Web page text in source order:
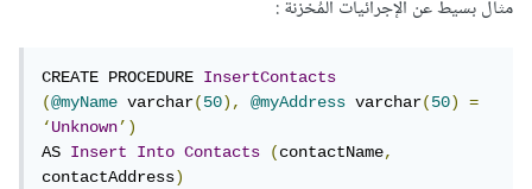
مثال بسيط عن الإجرائيات المُخزنة :
CREATE PROCEDURE InsertContacts
(@myName varchar(50), @myAddress varchar(50)
=
‘Unknown’)
AS Insert Into Contacts (contactName,
contactAddress)